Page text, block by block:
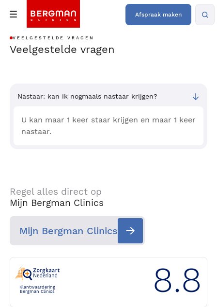
Afspraak maken
VEELGESTELDE VRAGEN
Veelgestelde vragen
Nastaar: kan ik nogmaals nastaar krijgen?
U kan maar 1 keer staar krijgen en maar 1 keer
nastaar.
Regel alles direct op
Mijn Bergman Clinics
Mijn Bergman Clinics
Klantwaardering
Bergman Clinics
8.8